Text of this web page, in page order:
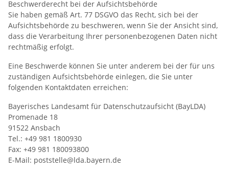
Beschwerderecht bei der Aufsichtsbehörde
Sie haben gemäß Art. 77 DSGVO das Recht, sich bei der
Aufsichtsbehörde zu beschweren, wenn Sie der Ansicht sind,
dass die Verarbeitung Ihrer personenbezogenen Daten nicht
rechtmäßig erfolgt.
Eine Beschwerde können Sie unter anderem bei der für uns
zuständigen Aufsichtsbehörde einlegen, die Sie unter
folgenden Kontaktdaten erreichen:
Bayerisches Landesamt für Datenschutzaufsicht (BayLDA)
Promenade 18
91522 Ansbach
Tel.: +49 981 1800930
Fax: +49 981 180093800
E-Mail: poststelle@lda.bayern.de